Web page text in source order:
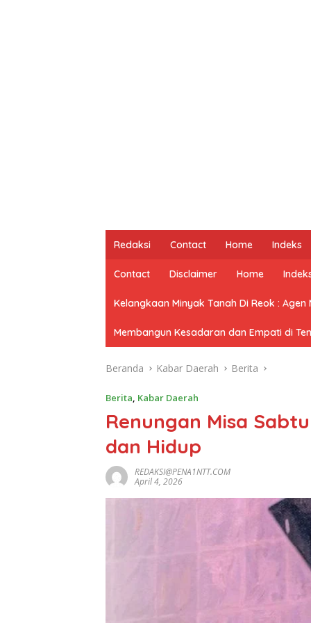
Redaksi Contact Home Indeks
Contact Disclaimer Home
Kelangkaan Minyak Tanah Di Reok :
Membangun Kesadaran dan Empati di
Beranda Kabar Daerah Berita
Berita, Kabar Daerah
Renungan Misa
dan Hidup
REDAKSI@PENA1NTT.COM
April 4, 2026